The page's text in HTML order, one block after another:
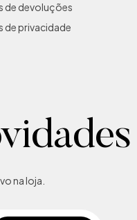
de devoluções
de privacidade
na loja.